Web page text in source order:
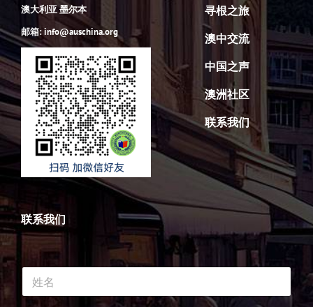
澳大利亚 墨尔本
邮箱: info@auschina.org
寻根之旅
澳中交流
中国之声
澳洲社区
联系我们
联系我们